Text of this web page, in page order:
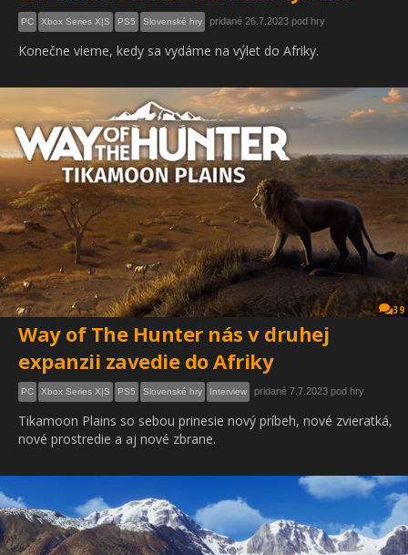
PC Xbox Series X|S PS5 Slovenské hry pridané 26.7.2023 pod hry
Konečne vieme, kedy sa vydáme na výlet do Afriky.
39
Way of The Hunter nás v druhej
expanzii zavedie do Afriky
PC Xbox Series X|S PS5 Slovenské hry Interview pridané 7.7.2023 pod hry
Tikamoon Plains so sebou prinesie nový príbeh, nové zvieratká,
nové prostredie a aj nové zbrane.